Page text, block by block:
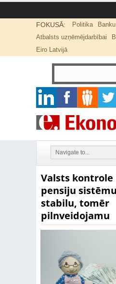
FOKUSĀ: Politika
Atbalsts uzņēmējdarbībai
Eiro Latvijā
Valsts kontrole
pensiju
stabilu, tomēr
pilnveidojamu